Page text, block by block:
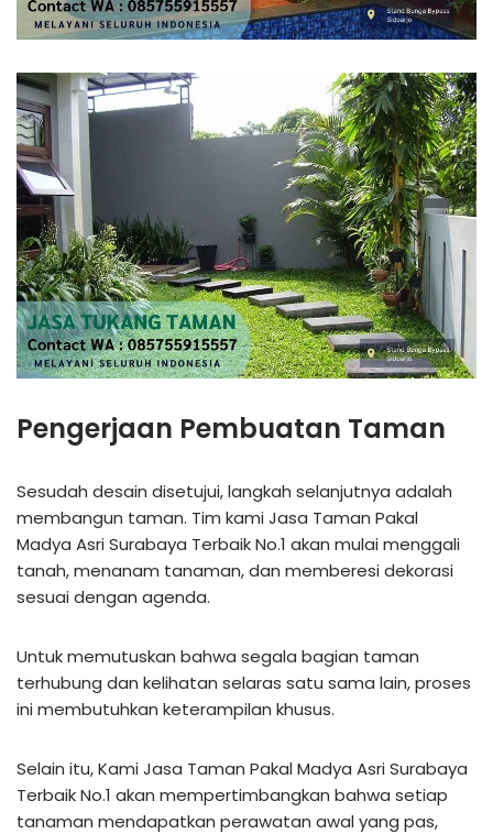
Pengerjaan Pembuatan Taman
Sesudah desain disetujui, langkah selanjutnya adalah
membangun taman. Tim kami Jasa Taman Pakal
Madya Asri Surabaya Terbaik No.1 akan mulai menggali
tanah, menanam tanaman, dan memberesi dekorasi
sesuai dengan agenda.
Untuk memutuskan bahwa segala bagian taman
terhubung dan kelihatan selaras satu sama lain, proses
ini membutuhkan keterampilan khusus.
Selain itu, Kami Jasa Taman Pakal Madya Asri Surabaya
Terbaik No.1 akan mempertimbangkan bahwa setiap
tanaman mendapatkan perawatan awal yang pas,